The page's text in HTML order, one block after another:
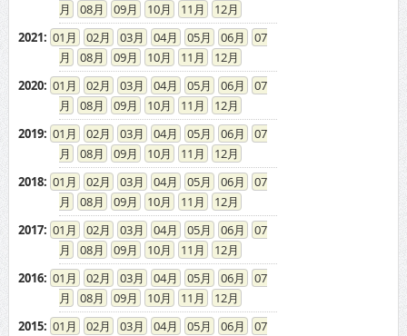
08
09 10 11
12
2021: 01 02 03 04 05 06
07
08
09 10 11
12
2020: 01 02 03 04 05 06
07
08
09 10 11
12
2019: 01 02 03 04 05 06
07
08
09 10 11
12
2018: 01 02 03 04 05 06
07
08
09 10 11
12
2017: 01 02 03 04 05 06
07
08
09 10 11
12
2016: 01 02 03 04 05 06
07
08
09 10 11
12
2015: 01 02 03 04 05 06
07